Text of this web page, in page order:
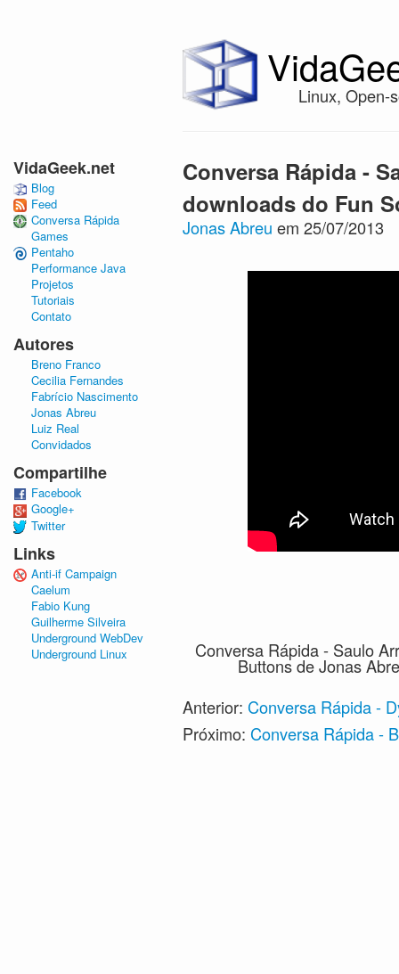
Linux, Open-
Conversa Rápida -
downloads do Fun
Jonas Abreu em 25/07/2013
Conversa Rápida - Saulo
Buttonsde Jonas
Anterior: Conversa Rápida -
Próximo: Conversa Rápida -
VidaGeek.net
Blog
Feed
Conversa Rápida
Games
Pentaho
Performance Java
Projetos
Tutoriais
Contato
Autores
Breno Franco
Cecilia Fernandes
Fabrício Nascimento
Jonas Abreu
Luiz Real
Convidados
Compartilhe
Facebook
Google+
Twitter
Links
Anti-if Campaign
Caelum
Fabio Kung
Guilherme Silveira
Underground WebDev
Underground Linux